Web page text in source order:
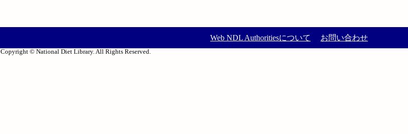
Web NDL Authoritiesについて お問い合わせ
Copyright © National Diet Library. All Rights Reserved.